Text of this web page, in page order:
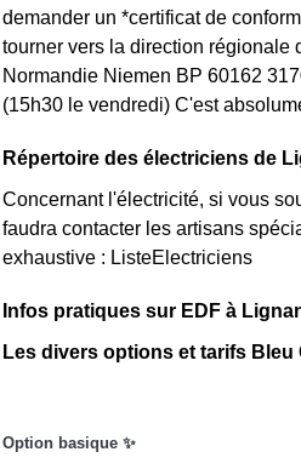
demander un *certificat de
tourner vers la direction régionale
Normandie Niemen BP 60162
(15h30 le vendredi) C'est
Répertoire des électriciens de
Concernant l'électricité, si vous
faudra contacter les artisans
exhaustive : ListeElectriciens
Infos pratiques sur EDF à
Les divers options et tarifs